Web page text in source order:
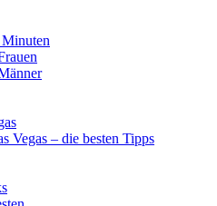
Vegas – die besten Tipps